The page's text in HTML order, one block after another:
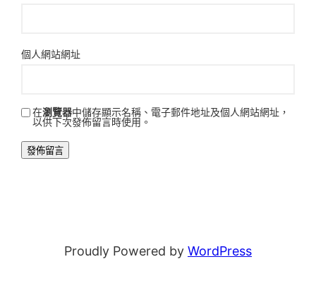
個人網站網址
在瀏覽器中儲存顯示名稱、電子郵件地址及個人網站網址，
以供下次發佈留言時使用。
Proudly Powered by WordPress